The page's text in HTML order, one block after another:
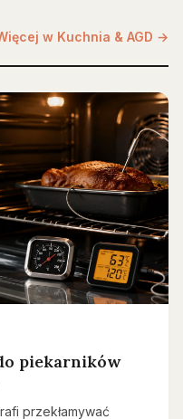
w Kuchnia & AGD →
piekarników
przekłamywać